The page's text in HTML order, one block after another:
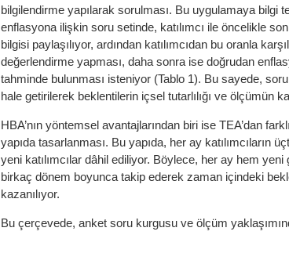
bilgilendirme yapılarak sorulması. Bu uygulamaya bilgi
enflasyona ilişkin soru setinde, katılımcı ile öncelikle
bilgisi paylaşılıyor, ardından katılımcıdan bu oranla
değerlendirme yapması, daha sonra ise doğrudan
tahminde bulunması isteniyor (Tablo 1). Bu sayede, soru
hale getirilerek beklentilerin içsel tutarlılığı ve ölçümün
HBA’nın yöntemsel avantajlarından biri ise TEA’dan
yapıda tasarlanması. Bu yapıda, her ay katılımcıların
yeni katılımcılar dâhil ediliyor. Böylece, her ay hem yeni
birkaç dönem boyunca takip ederek zaman içindeki
kazanılıyor.
Bu çerçevede, anket soru kurgusu ve ölçüm